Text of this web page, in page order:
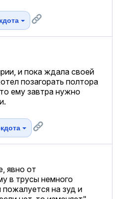
и пока ждала своей
позагорать полтора
ему завтра нужно
явно от
в трусы немного
пожалуется на зуд и